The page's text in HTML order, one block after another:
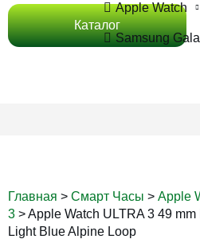
Каталог
Apple Watch
Samsung
Главная > Смарт Часы > Apple
3 >Apple Watch ULTRA 3 49
Light Blue Alpine Loop